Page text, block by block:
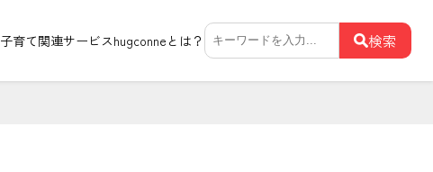
子育て関連サービスhugconneとは？ 検
索:
検索